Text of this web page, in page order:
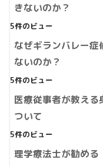
きないのか？
5件のビュー
なぜギランバレー
ないのか？
5件のビュー
医療従事者が教え
ついて
5件のビュー
理学療法士が勧める